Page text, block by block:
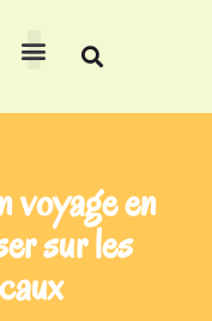
voyage en
sur les